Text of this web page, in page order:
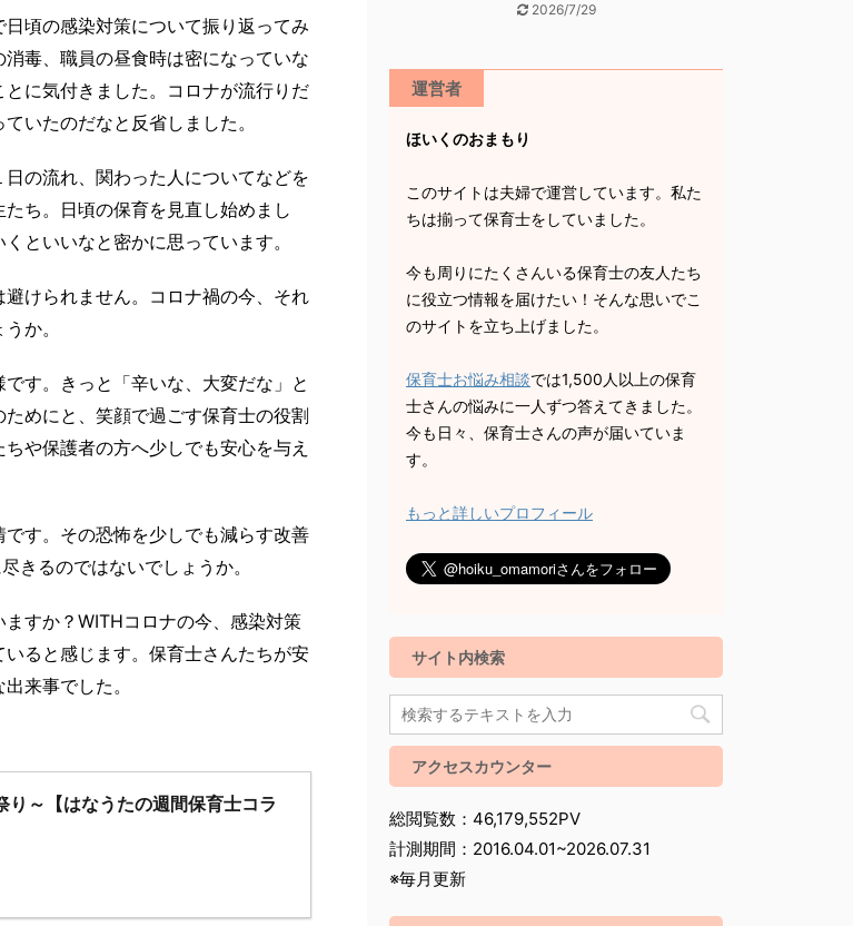
頃の感染対策について振り返ってみ
毒、職員の昼食時は密になっていな
に気付きました。コロナが流行りだ
いたのだなと反省しました。
の流れ、関わった人についてなどを
ち。日頃の保育を見直し始めまし
といいなと密かに思っています。
けられません。コロナ禍の今、それ
か。
す。きっと「辛いな、大変だな」と
めにと、笑顔で過ごす保育士の役割
や保護者の方へ少しでも安心を与え
す。その恐怖を少しでも減らす改善
きるのではないでしょうか。
すか？WITHコロナの今、感染対策
ると感じます。保育士さんたちが安
来事でした。
～【はなうたの週間保育士コラ
2026/7/29
運営者
ほいくのおまもり
このサイトは夫婦で運営しています。私た
ちは揃って保育士をしていました。
今も周りにたくさんいる保育士の友人たち
に役立つ情報を届けたい！そんな思いでこ
のサイトを立ち上げました。
保育士お悩み相談では1,500人以上の保育
士さんの悩みに一人ずつ答えてきました。
今も日々、保育士さんの声が届いていま
す。
もっと詳しいプロフィール
サイト内検索
アクセスカウンター
総閲覧数：46,179,552PV
計測期間：2016.04.01~2026.07.31
※毎月更新